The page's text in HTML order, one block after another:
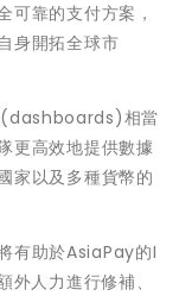
可靠的支付方案，
身開拓全球市
(dashboards)相當
更高效地提供數據
家以及多種貨幣的
有助於AsiaPay的I
人力進行修補、